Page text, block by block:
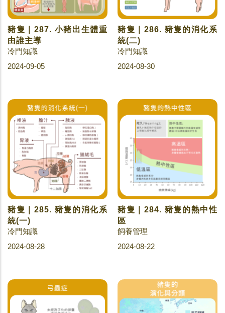
豬隻｜287. 小豬出生體重
由誰主導
冷門知識
2024-09-05
豬隻｜286. 豬隻的消化系
統(二)
冷門知識
2024-08-30
豬隻｜285. 豬隻的消化系
統(一)
冷門知識
2024-08-28
豬隻｜284. 豬隻的熱中性
區
飼養管理
2024-08-22